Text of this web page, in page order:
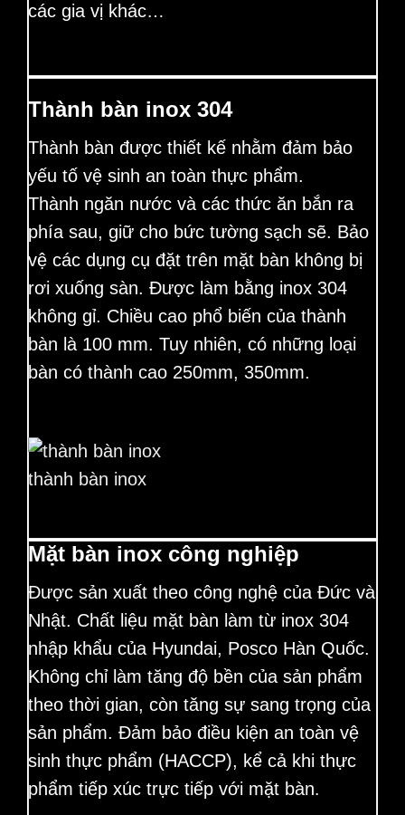
các gia vị khác…
Thành bàn inox 304
Thành bàn được thiết kế nhằm đảm bảo
yếu tố vệ sinh an toàn thực phẩm.
Thành ngăn nước và các thức ăn bắn ra
phía sau, giữ cho bức tường sạch sẽ. Bảo
vệ các dụng cụ đặt trên mặt bàn không bị
rơi xuống sàn. Được làm bằng inox 304
không gỉ. Chiều cao phổ biến của thành
bàn là 100 mm. Tuy nhiên, có những loại
bàn có thành cao 250mm, 350mm.
thành bàn inox
Mặt bàn inox công nghiệp
Được sản xuất theo công nghệ của Đức và
Nhật. Chất liệu mặt bàn làm từ inox 304
nhập khẩu của Hyundai, Posco Hàn Quốc.
Không chỉ làm tăng độ bền của sản phẩm
theo thời gian, còn tăng sự sang trọng của
sản phẩm. Đảm bảo điều kiện an toàn vệ
sinh thực phẩm (HACCP), kể cả khi thực
phẩm tiếp xúc trực tiếp với mặt bàn.